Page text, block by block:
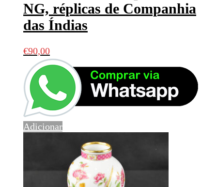
NG, réplicas de Companhia
das Índias
€90,00
Adicionar